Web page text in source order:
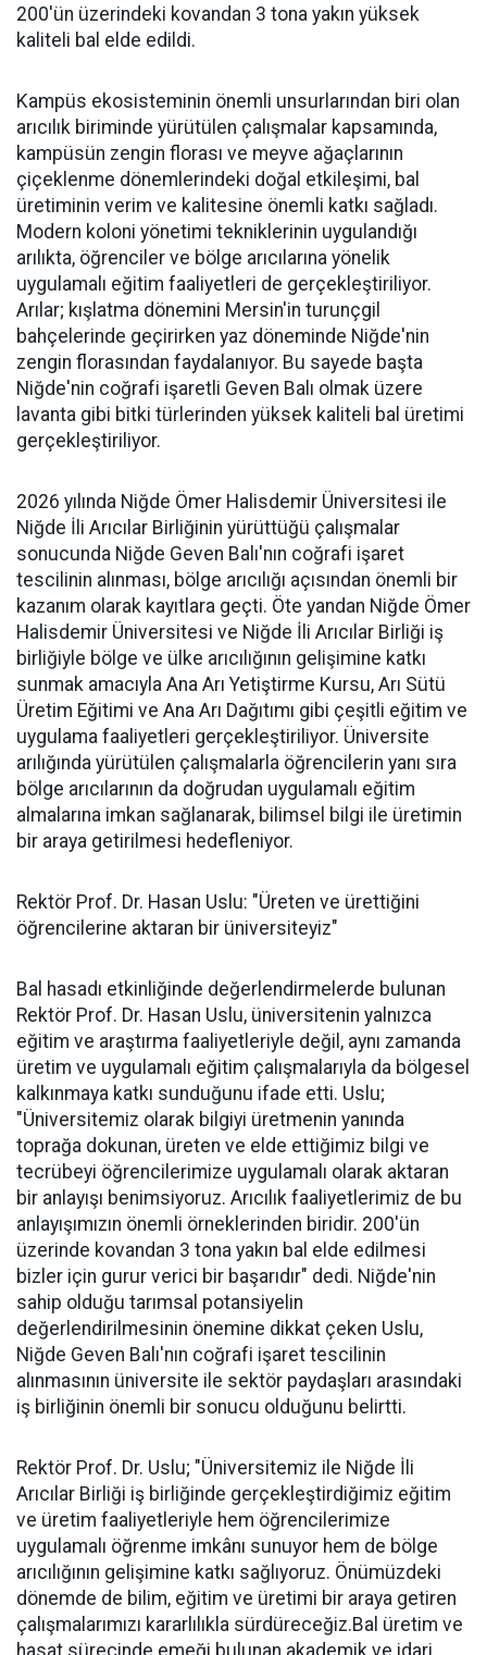
200'ün üzerindeki kovandan 3 tona yakın yüksek
kaliteli bal elde edildi.
Kampüs ekosisteminin önemli unsurlarından biri olan
arıcılık biriminde yürütülen çalışmalar kapsamında,
kampüsün zengin florası ve meyve ağaçlarının
çiçeklenme dönemlerindeki doğal etkileşimi, bal
üretiminin verim ve kalitesine önemli katkı sağladı.
Modern koloni yönetimi tekniklerinin uygulandığı
arılıkta, öğrenciler ve bölge arıcılarına yönelik
uygulamalı eğitim faaliyetleri de gerçekleştiriliyor.
Arılar; kışlatma dönemini Mersin'in turunçgil
bahçelerinde geçirirken yaz döneminde Niğde'nin
zengin florasından faydalanıyor. Bu sayede başta
Niğde'nin coğrafi işaretli Geven Balı olmak üzere
lavanta gibi bitki türlerinden yüksek kaliteli bal üretimi
gerçekleştiriliyor.
2026 yılında Niğde Ömer Halisdemir Üniversitesi ile
Niğde İli Arıcılar Birliğinin yürüttüğü çalışmalar
sonucunda Niğde Geven Balı'nın coğrafi işaret
tescilinin alınması, bölge arıcılığı açısından önemli bir
kazanım olarak kayıtlara geçti. Öte yandan Niğde Ömer
Halisdemir Üniversitesi ve Niğde İli Arıcılar Birliği iş
birliğiyle bölge ve ülke arıcılığının gelişimine katkı
sunmak amacıyla Ana Arı Yetiştirme Kursu, Arı Sütü
Üretim Eğitimi ve Ana Arı Dağıtımı gibi çeşitli eğitim ve
uygulama faaliyetleri gerçekleştiriliyor. Üniversite
arılığında yürütülen çalışmalarla öğrencilerin yanı sıra
bölge arıcılarının da doğrudan uygulamalı eğitim
almalarına imkan sağlanarak, bilimsel bilgi ile üretimin
bir araya getirilmesi hedefleniyor.
Rektör Prof. Dr. Hasan Uslu: "Üreten ve ürettiğini
öğrencilerine aktaran bir üniversiteyiz"
Bal hasadı etkinliğinde değerlendirmelerde bulunan
Rektör Prof. Dr. Hasan Uslu, üniversitenin yalnızca
eğitim ve araştırma faaliyetleriyle değil, aynı zamanda
üretim ve uygulamalı eğitim çalışmalarıyla da bölgesel
kalkınmaya katkı sunduğunu ifade etti. Uslu;
"Üniversitemiz olarak bilgiyi üretmenin yanında
toprağa dokunan, üreten ve elde ettiğimiz bilgi ve
tecrübeyi öğrencilerimize uygulamalı olarak aktaran
bir anlayışı benimsiyoruz. Arıcılık faaliyetlerimiz de bu
anlayışımızın önemli örneklerinden biridir. 200'ün
üzerinde kovandan 3 tona yakın bal elde edilmesi
bizler için gurur verici bir başarıdır" dedi. Niğde'nin
sahip olduğu tarımsal potansiyelin
değerlendirilmesinin önemine dikkat çeken Uslu,
Niğde Geven Balı'nın coğrafi işaret tescilinin
alınmasının üniversite ile sektör paydaşları arasındaki
iş birliğinin önemli bir sonucu olduğunu belirtti.
Rektör Prof. Dr. Uslu; "Üniversitemiz ile Niğde İli
Arıcılar Birliği iş birliğinde gerçekleştirdiğimiz eğitim
ve üretim faaliyetleriyle hem öğrencilerimize
uygulamalı öğrenme imkânı sunuyor hem de bölge
arıcılığının gelişimine katkı sağlıyoruz. Önümüzdeki
dönemde de bilim, eğitim ve üretimi bir araya getiren
çalışmalarımızı kararlılıkla sürdüreceğiz.Bal üretim ve
hasat sürecinde emeği bulunan akademik ve idari